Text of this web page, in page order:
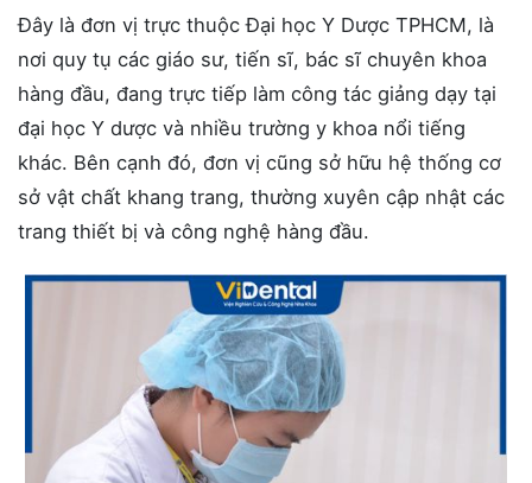
Đây là đơn vị trực thuộc Đại học Y Dược TPHCM, là
nơi quy tụ các giáo sư, tiến sĩ, bác sĩ chuyên khoa
hàng đầu, đang trực tiếp làm công tác giảng dạy tại
đại học Y dược và nhiều trường y khoa nổi tiếng
khác. Bên cạnh đó, đơn vị cũng sở hữu hệ thống cơ
sở vật chất khang trang, thường xuyên cập nhật các
trang thiết bị và công nghệ hàng đầu.